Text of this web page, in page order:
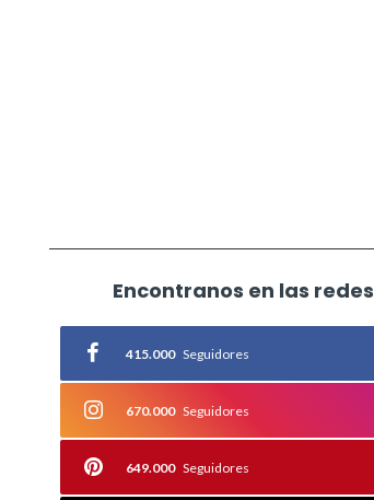
Encontranos en las redes
415.000 Seguidores
670.000 Seguidores
649.000 Seguidores